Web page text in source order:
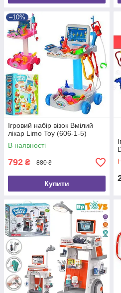
–10%
Ігровий набір візок Вмілий
лікар Limo Toy (606-1-5)
В наявності
792 ₴ 880 ₴
Купити